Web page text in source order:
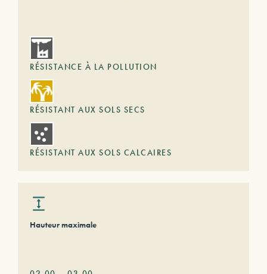
RÉSISTANCE À LA POLLUTION
RÉSISTANT AUX SOLS SECS
RÉSISTANT AUX SOLS CALCAIRES
Hauteur maximale